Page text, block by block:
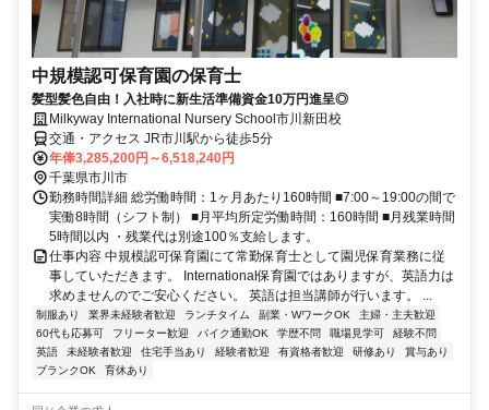
中規模認可保育園の保育士
髪型髪色自由！入社時に新生活準備資金10万円進呈◎
Milkyway International Nursery School市川新田校
交通・アクセス JR市川駅から徒歩5分
年俸3,285,200円～6,518,240円
千葉県市川市
勤務時間詳細 総労働時間：1ヶ月あたり160時間 ■7:00～19:00の間で
実働8時間（シフト制） ■月平均所定労働時間：160時間 ■月残業時間
5時間以内 ・残業代は別途100％支給します。
仕事内容 中規模認可保育園にて常勤保育士として園児保育業務に従
事していただきます。 International保育園ではありますが、英語力は
求めませんのでご安心ください。 英語は担当講師が行います。 ...
制服あり 業界未経験者歓迎 ランチタイム 副業・WワークOK
主婦・主夫歓迎
60代も応募可
フリーター歓迎 バイク通勤OK 学歴不問 職場見学可
経験不問
英語
未経験者歓迎 住宅手当あり 経験者歓迎 有資格者歓迎 研修あり
賞与あり
ブランクOK
育休あり